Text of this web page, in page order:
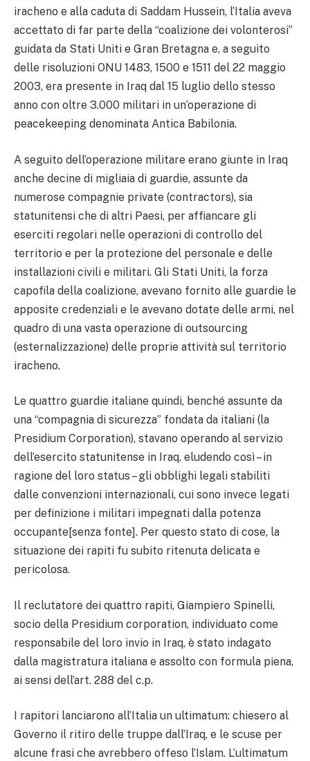
iracheno e alla caduta di Saddam Hussein, l’Italia aveva
accettato di far parte della “coalizione dei volonterosi”
guidata da Stati Uniti e Gran Bretagna e, a seguito
delle risoluzioni ONU 1483, 1500 e 1511 del 22 maggio
2003, era presente in Iraq dal 15 luglio dello stesso
anno con oltre 3.000 militari in un’operazione di
peacekeeping denominata Antica Babilonia.
A seguito dell’operazione militare erano giunte in Iraq
anche decine di migliaia di guardie, assunte da
numerose compagnie private (contractors), sia
statunitensi che di altri Paesi, per affiancare gli
eserciti regolari nelle operazioni di controllo del
territorio e per la protezione del personale e delle
installazioni civili e militari. Gli Stati Uniti, la forza
capofila della coalizione, avevano fornito alle guardie le
apposite credenziali e le avevano dotate delle armi, nel
quadro di una vasta operazione di outsourcing
(esternalizzazione) delle proprie attività sul territorio
iracheno.
Le quattro guardie italiane quindi, benché assunte da
una “compagnia di sicurezza” fondata da italiani (la
Presidium Corporation), stavano operando al servizio
dell’esercito statunitense in Iraq, eludendo così – in
ragione del loro status – gli obblighi legali stabiliti
dalle convenzioni internazionali, cui sono invece legati
per definizione i militari impegnati dalla potenza
occupante[senza fonte]. Per questo stato di cose, la
situazione dei rapiti fu subito ritenuta delicata e
pericolosa.
Il reclutatore dei quattro rapiti, Giampiero Spinelli,
socio della Presidium corporation, individuato come
responsabile del loro invio in Iraq, è stato indagato
dalla magistratura italiana e assolto con formula piena,
ai sensi dell’art. 288 del c.p.
I rapitori lanciarono all’Italia un ultimatum: chiesero al
Governo il ritiro delle truppe dall’Iraq, e le scuse per
alcune frasi che avrebbero offeso l’Islam. L’ultimatum